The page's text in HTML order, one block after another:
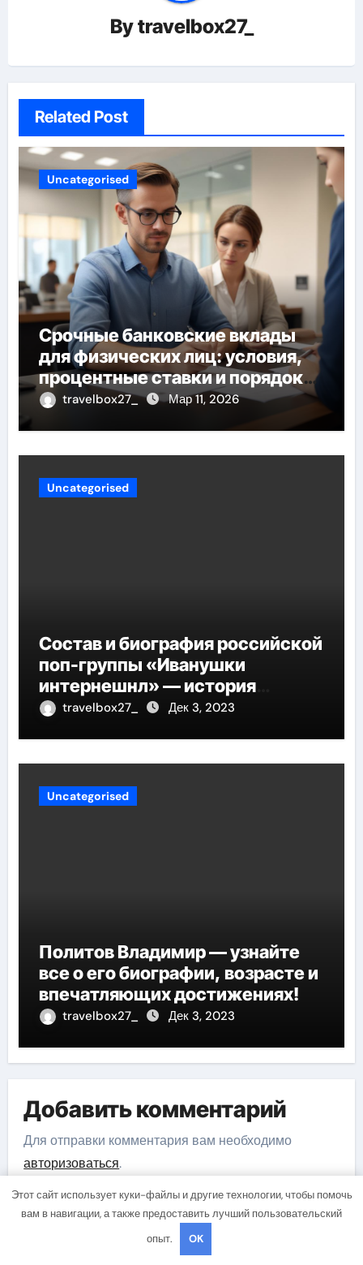
Bytravelbox27_
Related Post
Uncategorised
Срочные банковские вклады
для физических лиц: условия,
процентные ставки и порядок
открытия
travelbox27_ Мар 11, 2026
Uncategorised
Состав и биография российской
поп-группы «Иванушки
интернешнл» — история
успеха, музыка и судьбы
travelbox27_ Дек 3, 2023
Uncategorised
Политов Владимир — узнайте
все о его биографии, возрасте и
впечатляющих достижениях!
travelbox27_ Дек 3, 2023
Добавить комментарий
Для отправки комментария вам необходимо
авторизоваться.
Этот сайт использует куки-файлы и другие технологии, чтобы помочь
вам в навигации, а также предоставить лучший пользовательский
опыт.
OK